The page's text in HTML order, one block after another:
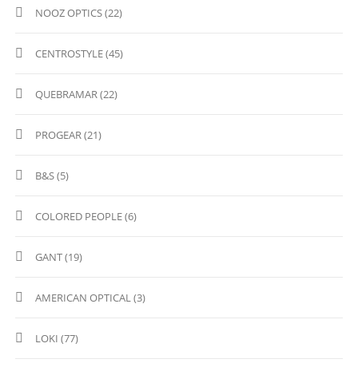
NOOZ OPTICS (22)
CENTROSTYLE (45)
QUEBRAMAR (22)
PROGEAR (21)
Β&S (5)
COLORED PEOPLE (6)
GANT (19)
AMERICAN OPTICAL (3)
LOKI (77)